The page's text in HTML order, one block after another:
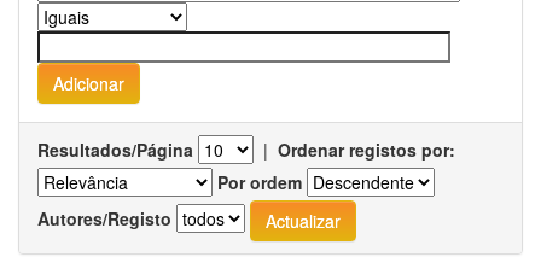
Resultados/Página | Ordenar registos por:
Por ordem
Autores/Registo